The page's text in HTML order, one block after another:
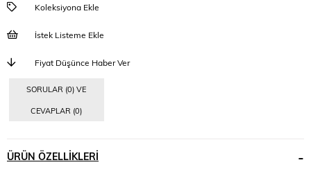
Koleksiyona Ekle
İstek Listeme Ekle
Fiyat Düşünce Haber Ver
SORULAR (0) VE
CEVAPLAR (0)
ÜRÜN ÖZELLIKLERI